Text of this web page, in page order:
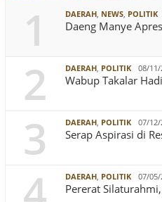
1 DAERAH, NEWS, POLITIK
Daeng Manye
2 DAERAH, POLITIK 08/11/
Wabup Takalar
3 DAERAH, POLITIK 07/12/
Serap Aspirasi di
DAERAH, POLITIK 07/05/
Pererat